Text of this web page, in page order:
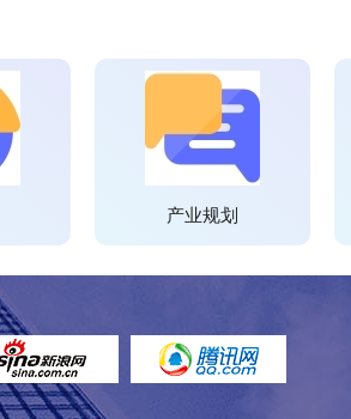
产业规划